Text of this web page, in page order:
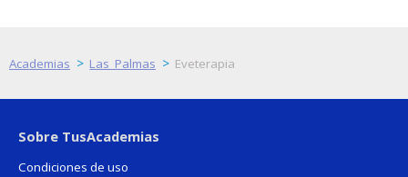
Academias > Las Palmas > Eveterapia
Sobre TusAcademias
Condiciones de uso